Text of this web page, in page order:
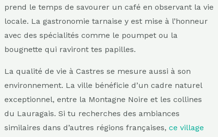
prend le temps de savourer un café en observant la vie
locale. La gastronomie tarnaise y est mise à l’honneur
avec des spécialités comme le poumpet ou la
bougnette qui raviront tes papilles.
La qualité de vie à Castres se mesure aussi à son
environnement. La ville bénéficie d’un cadre naturel
exceptionnel, entre la Montagne Noire et les collines
du Lauragais. Si tu recherches des ambiances
similaires dans d’autres régions françaises, ce village